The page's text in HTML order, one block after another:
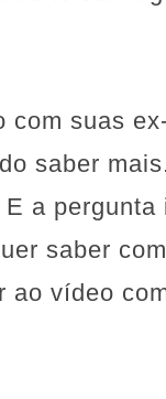
suas
saber
a
saber
vídeo